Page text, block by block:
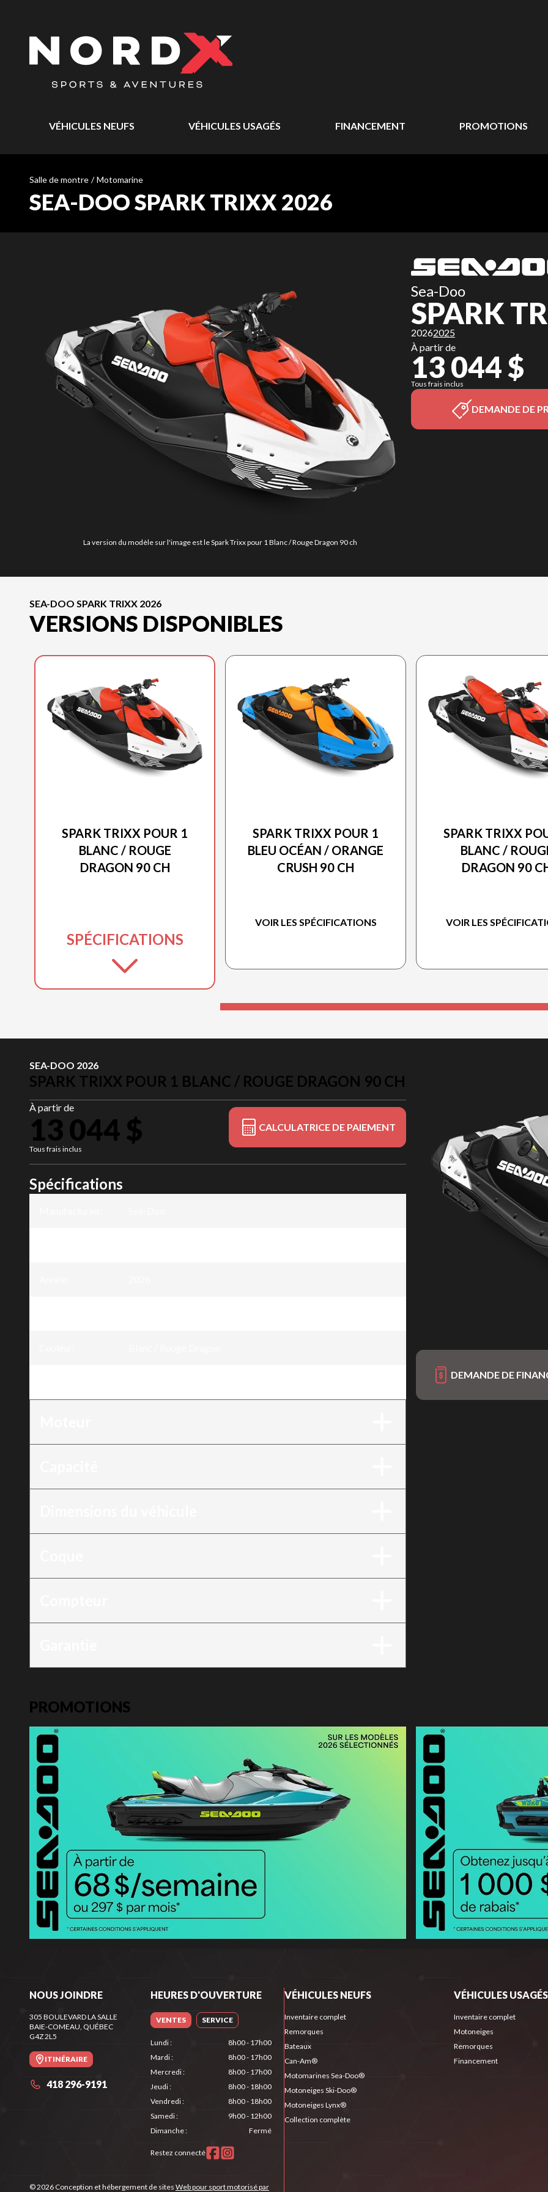
VÉHICULES NEUFS VÉHICULES USAGÉS FINANCEMENT PROMOTIONS
Salle de montre / Motomarine
SEA-DOO SPARK TRIXX 2026
La version du modèle sur l'image est le Spark Trixx pour 1 Blanc / Rouge Dragon 90 ch
Sea-Doo
SPARK
20262025
À partir de
13 044 $
Tous frais inclus
DEMANDE DE
SEA-DOO SPARK TRIXX 2026
VERSIONS DISPONIBLES
SPARK TRIXX POUR 1
BLANC / ROUGE
DRAGON 90 CH
SPÉCIFICATIONS
SPARK TRIXX POUR 1
BLEU OCÉAN / ORANGE
CRUSH 90 CH
VOIR LES SPÉCIFICATIONS
SPARK TRIXX
BLANC /
DRAGON 90
VOIR LES
SEA-DOO 2026
SPARK TRIXX POUR 1 BLANC / ROUGE DRAGON 90 CH
À partir de
13 044 $
Tous frais inclus
CALCULATRICE DE PAIEMENT
DEMANDE DE
Spécifications
PROMOTIONS
NOUS JOINDRE
305 BOULEVARD LA SALLE
BAIE-COMEAU , QUÉBEC
G4Z 2L5
ITINÉRAIRE
418 296-9191
HEURES D'OUVERTURE
VENTES SERVICE
Lundi:
8h00 - 17h00
Mardi:
8h00 - 17h00
Mercredi:
8h00 - 17h00
Jeudi:
8h00 - 18h00
Vendredi:
8h00 - 18h00
Samedi:
9h00 - 12h00
Dimanche: Fermé
Restez connecté
© 2026 Conception et hébergement de sites Web pour sport motorisé par
VÉHICULES NEUFS
Inventaire complet
Remorques
Bateaux
Can-Am®
Motomarines Sea-Doo®
Motoneiges Ski-Doo®
Motoneiges Lynx®
Collection complète
VÉHICULES USAGÉS
Inventaire complet
Motoneiges
Remorques
Financement